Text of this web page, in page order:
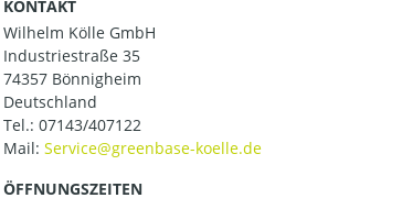
KONTAKT
Wilhelm Kölle GmbH
Industriestraße 35
74357 Bönnigheim
Deutschland
Tel.: 07143/407122
Mail:
ÖFFNUNGSZEITEN